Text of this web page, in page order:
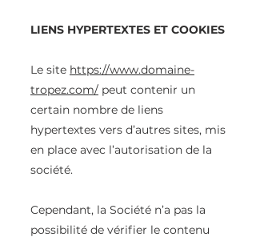
LIENS HYPERTEXTES ET COOKIES
Le site https://www.domaine-
tropez.com/ peut contenir un
certain nombre de liens
hypertextes vers d’autres sites, mis
en place avec l’autorisation de la
société.
Cependant, la Société n’a pas la
possibilité de vérifier le contenu